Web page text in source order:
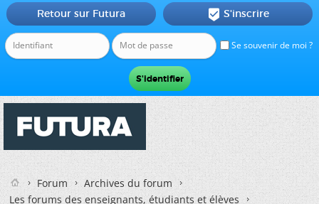
Se souvenir de moi ?
Retour sur Futura  S'inscrire
Forum
Archives du forum
Les forums des enseignants, étudiants et élèves